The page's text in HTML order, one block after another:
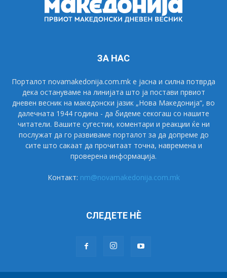
ЗА НАС
Порталот novamakedonija.com.mk е јасна и силна потврда
дека остануваме на линијата што ја постави првиот
дневен весник на македонски јазик „Нова Македонија“, во
далечната 1944 година - да бидеме секогаш со нашите
читатели. Вашите сугестии, коментари и реакции ќе ни
послужат да го развиваме порталот за да допреме до
сите што сакаат да прочитаат точна, навремена и
проверена информација.
Контакт: nm@novamakedonija.com.mk
СЛЕДЕТЕ НÈ